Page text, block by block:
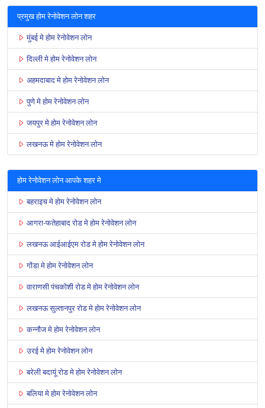
प्रमुख होम रेनोवेशन लोन शहर
मुंबई मे होम रेनोवेशन लोन
दिल्ली मे होम रेनोवेशन लोन
अहमदाबाद मे होम रेनोवेशन लोन
पुणे मे होम रेनोवेशन लोन
जयपुर मे होम रेनोवेशन लोन
लखनऊ मे होम रेनोवेशन लोन
होम रेनोवेशन लोन आपके शहर मे
बहराइच मे होम रेनोवेशन लोन
आगरा-फतेहाबाद रोड मे होम रेनोवेशन लोन
लखनऊ आईआईएम रोड मे होम रेनोवेशन लोन
गोंडा मे होम रेनोवेशन लोन
वाराणसी पंचकोशी रोड मे होम रेनोवेशन लोन
लखनऊ सुल्तानपुर रोड मे होम रेनोवेशन लोन
कन्नौज मे होम रेनोवेशन लोन
उरई मे होम रेनोवेशन लोन
बरेली बदायूं रोड मे होम रेनोवेशन लोन
बलिया मे होम रेनोवेशन लोन